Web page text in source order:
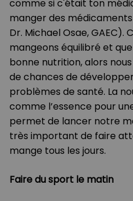
comme si c'était ton
manger des
Dr. Michael Osae, GAEC).
mangeons équilibré et
bonne nutrition, alors
de chances de
problèmes de santé. La
comme l’essence pour
permet de lancer notre
très important de faire
mange tous les jours.
Faire du sport le matin